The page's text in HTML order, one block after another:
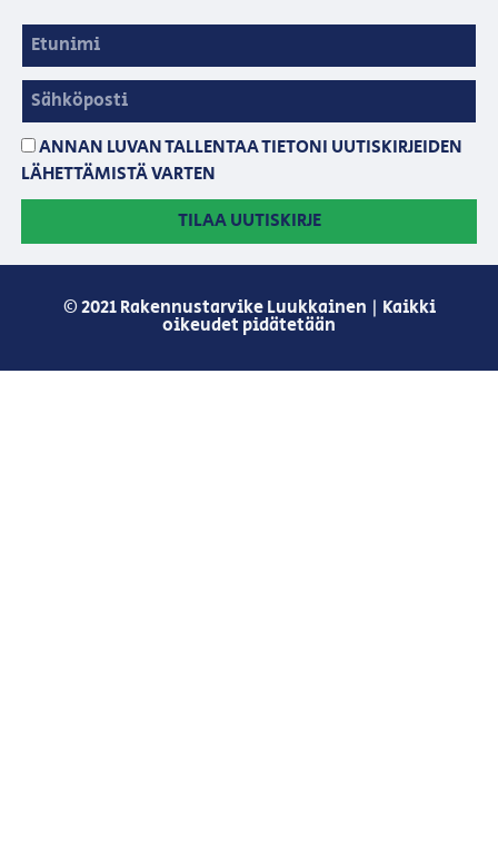
ANNAN LUVAN TALLENTAA TIETONI UUTISKIRJEIDEN
LÄHETTÄMISTÄ VARTEN
TILAA UUTISKIRJE
© 2021 Rakennustarvike Luukkainen | Kaikki
oikeudet pidätetään